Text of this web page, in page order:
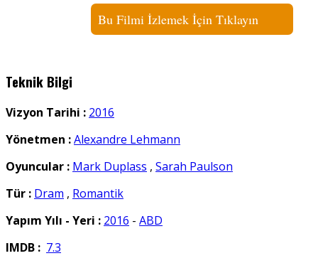
Bu Filmi İzlemek İçin Tıklayın
Teknik Bilgi
Vizyon Tarihi : 2016
Yönetmen :Alexandre Lehmann
Oyuncular : Mark Duplass , Sarah Paulson
Tür : Dram , Romantik
Yapım Yılı - Yeri : 2016 - ABD
IMDB : 7.3